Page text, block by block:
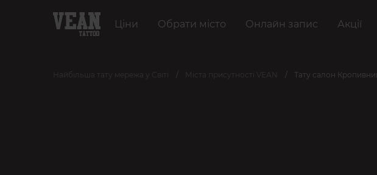
Ціни Обрати місто Онлайн запис Акції
Найбільша тату мережа у Світі Міста присутності VEAN Тату салон